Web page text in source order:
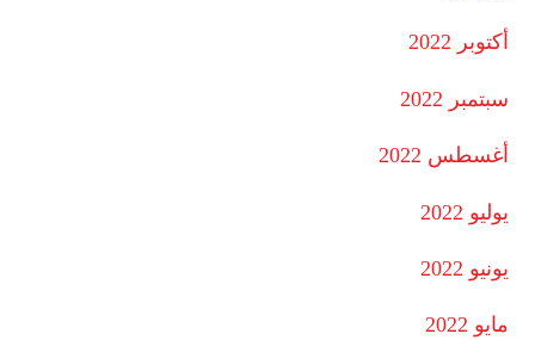
أكتوبر 2022
سبتمبر 2022
أغسطس 2022
يوليو 2022
يونيو 2022
مايو 2022